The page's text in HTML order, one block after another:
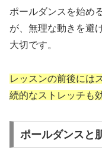
ポールダンスを始め
が、無理な動きを避
大切です。
レッスンの前後には
続的なストレッチも
ポールダンスと